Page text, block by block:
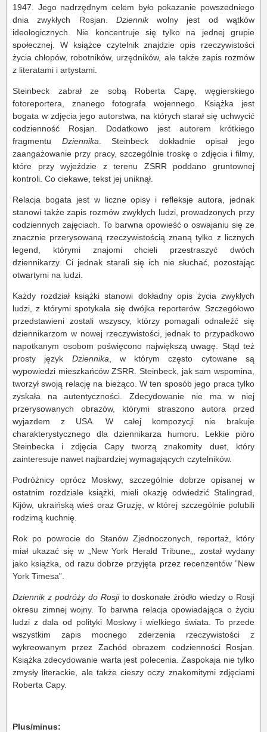
1947. Jego nadrzędnym celem było pokazanie powszedniego
dnia zwykłych Rosjan. Dziennikwolny jest od wątków
ideologicznych. Nie koncentruje się tylko na jednej grupie
społecznej. W książce czytelnik znajdzie opis rzeczywistości
życia chłopów, robotników, urzędników, ale także zapis rozmów
z literatami i artystami.
Steinbeck zabrał ze sobą Roberta Capę, węgierskiego
fotoreportera, znanego fotografa wojennego. Książka jest
bogata w zdjęcia jego autorstwa, na których starał się uchwycić
codzienność Rosjan. Dodatkowo jest autorem krótkiego
fragmentu Dziennika . Steinbeck dokładnie opisał jego
zaangażowanie przy pracy, szczególnie troskę o zdjęcia i filmy,
które przy wyjeździe z terenu ZSRR poddano gruntownej
kontroli. Co ciekawe, tekst jej uniknął.
Relacja bogata jest w liczne opisy i refleksje autora, jednak
stanowi także zapis rozmów zwykłych ludzi, prowadzonych przy
codziennych zajęciach. To barwna opowieść o oswajaniu się ze
znacznie przerysowaną rzeczywistością znaną tylko z licznych
legend, którymi znajomi chcieli przestraszyć dwóch
dziennikarzy. Ci jednak starali się ich nie słuchać, pozostając
otwartymi na ludzi.
Każdy rozdział książki stanowi dokładny opis życia zwykłych
ludzi, z którymi spotykała się dwójka reporterów. Szczegółowo
przedstawieni zostali wszyscy, którzy pomagali odnaleźć się
dziennikarzom w nowej rzeczywistości, jednak to przypadkowo
napotkanym osobom poświęcono największą uwagę. Stąd też
prosty język Dziennika , w którym często cytowane są
wypowiedzi mieszkańców ZSRR. Steinbeck, jak sam wspomina,
tworzył swoją relację na bieżąco. W ten sposób jego praca tylko
zyskała na autentyczności. Zdecydowanie nie ma w niej
przerysowanych obrazów, którymi straszono autora przed
wyjazdem z USA. W całej kompozycji nie brakuje
charakterystycznego dla dziennikarza humoru. Lekkie pióro
Steinbecka i zdjęcia Capy tworzą znakomity duet, który
zainteresuje nawet najbardziej wymagających czytelników.
Podróżnicy oprócz Moskwy, szczególnie dobrze opisanej w
ostatnim rozdziale książki, mieli okazję odwiedzić Stalingrad,
Kijów, ukraińską wieś oraz Gruzję, w której szczególnie polubili
rodzimą kuchnię.
Rok po powrocie do Stanów Zjednoczonych, reportaż, który
miał ukazać się w „New York Herald Tribune„, został wydany
jako książka, od razu dobrze przyjęta przez recenzentów ”New
York Timesa”.
Dziennik z podróży do Rosji to doskonałe źródło wiedzy o Rosji
okresu zimnej wojny. To barwna relacja opowiadająca o życiu
ludzi z dala od polityki Moskwy i wielkiego świata. To przede
wszystkim zapis mocnego zderzenia rzeczywistości z
wykreowanym przez Zachód obrazem codzienności Rosjan.
Książka zdecydowanie warta jest polecenia. Zaspokaja nie tylko
zmysły literackie, ale także cieszy oczy znakomitymi zdjęciami
Roberta Capy.
Plus/minus: